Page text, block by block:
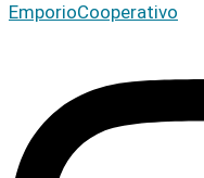
EmporioCooperativo